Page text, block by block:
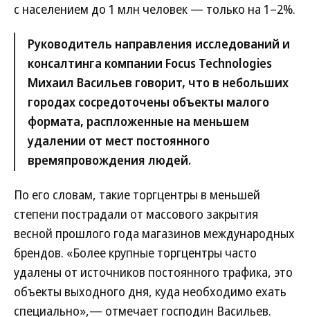
с населением до 1 млн человек — только на 1–2%.
Руководитель направления исследований и
консалтинга компании Focus Technologies
Михаил Васильев говорит, что в небольших
городах сосредоточены объекты малого
формата, распложенные на меньшем
удалении от мест постоянного
времяпровождения людей.
По его словам, такие торгцентры в меньшей
степени пострадали от массового закрытия
весной прошлого года магазинов международных
брендов. «Более крупные торгцентры часто
удалены от источников постоянного трафика, это
объекты выходного дня, куда необходимо ехать
специально»,— отмечает господин Васильев.